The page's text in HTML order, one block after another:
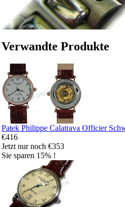
Verwandte Produkte
Patek Philippe Calatrava Officier
€416
Jetzt nur noch €353
Sie sparen 15% !